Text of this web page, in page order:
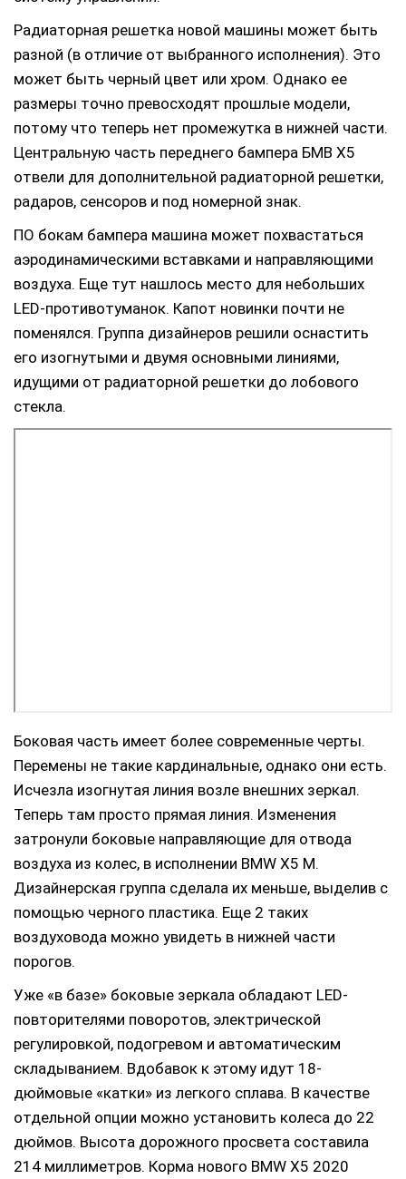
Радиаторная решетка новой машины может быть
разной (в отличие от выбранного исполнения). Это
может быть черный цвет или хром. Однако ее
размеры точно превосходят прошлые модели,
потому что теперь нет промежутка в нижней части.
Центральную часть переднего бампера БМВ Х5
отвели для дополнительной радиаторной решетки,
радаров, сенсоров и под номерной знак.
ПО бокам бампера машина может похвастаться
аэродинамическими вставками и направляющими
воздуха. Еще тут нашлось место для небольших
LED-противотуманок. Капот новинки почти не
поменялся. Группа дизайнеров решили оснастить
его изогнутыми и двумя основными линиями,
идущими от радиаторной решетки до лобового
стекла.
Боковая часть имеет более современные черты.
Перемены не такие кардинальные, однако они есть.
Исчезла изогнутая линия возле внешних зеркал.
Теперь там просто прямая линия. Изменения
затронули боковые направляющие для отвода
воздуха из колес, в исполнении BMW X5 M.
Дизайнерская группа сделала их меньше, выделив с
помощью черного пластика. Еще 2 таких
воздуховода можно увидеть в нижней части
порогов.
Уже «в базе» боковые зеркала обладают LED-
повторителями поворотов, электрической
регулировкой, подогревом и автоматическим
складыванием. Вдобавок к этому идут 18-
дюймовые «катки» из легкого сплава. В качестве
отдельной опции можно установить колеса до 22
дюймов. Высота дорожного просвета составила
214 миллиметров. Корма нового BMW X5 2020